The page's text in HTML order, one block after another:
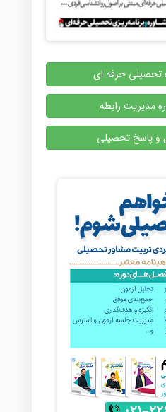
تحصیلی حرفه ای
مدیریت رابطه
پاسخ تحصیلی